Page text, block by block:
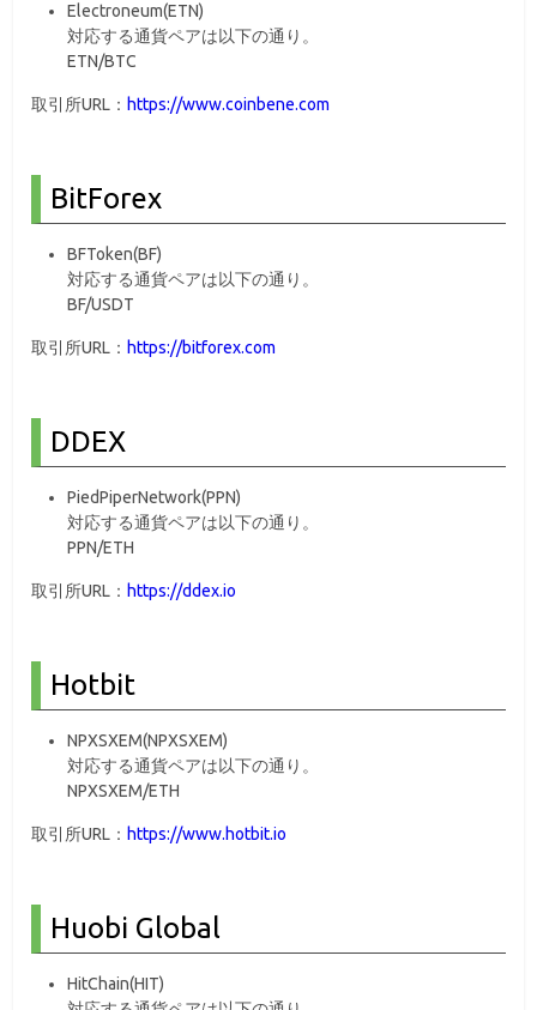
Electroneum(ETN)
対応する通貨ペアは以下の通り。
ETN/BTC
取引所URL： https://www.coinbene.com
BitForex
BFToken(BF)
対応する通貨ペアは以下の通り。
BF/USDT
取引所URL： https://bitforex.com
DDEX
PiedPiperNetwork(PPN)
対応する通貨ペアは以下の通り。
PPN/ETH
取引所URL： https://ddex.io
Hotbit
NPXSXEM(NPXSXEM)
対応する通貨ペアは以下の通り。
NPXSXEM/ETH
取引所URL： https://www.hotbit.io
Huobi Global
HitChain(HIT)